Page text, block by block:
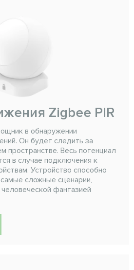
Zigbee PIR
в обнаружении
Он будет следить за
пространстве. Весь потенциал
в случае подключения к
Устройство способно
сложные сценарии,
фантазией